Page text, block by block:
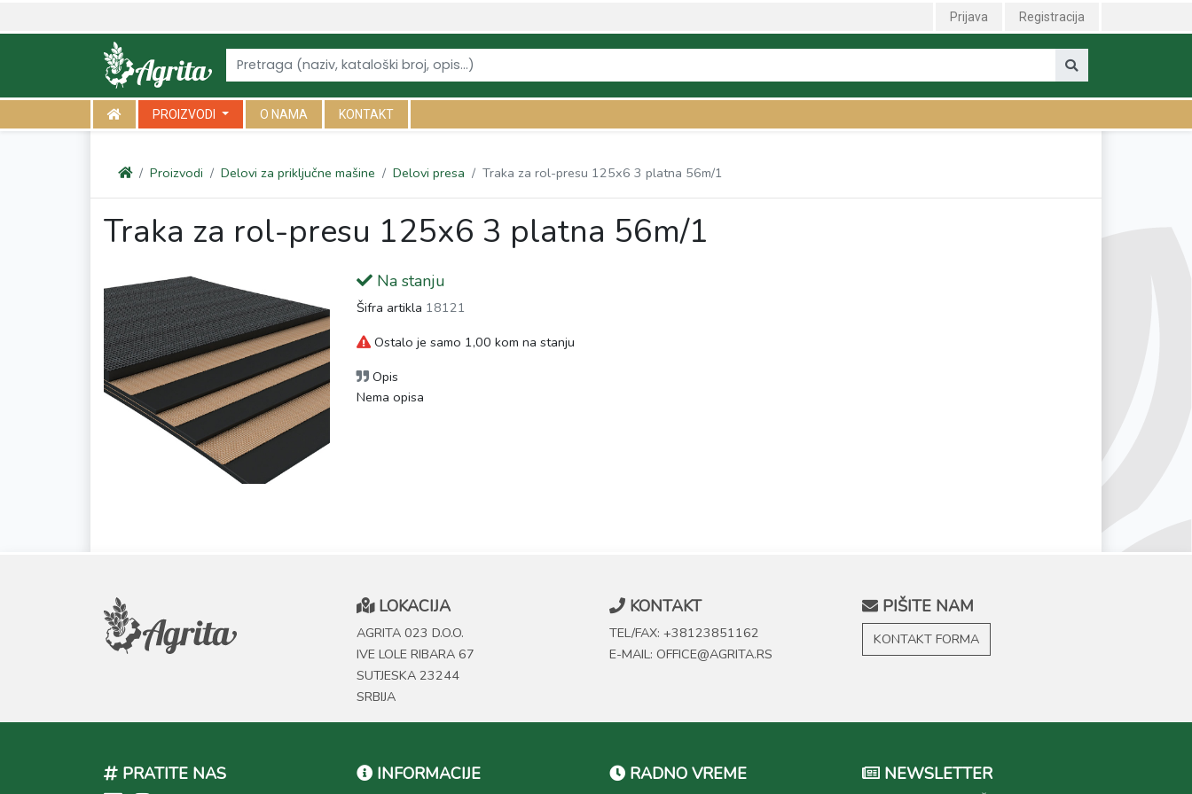
Prijava Registracija
PROIZVODI O NAMA KONTAKT
Proizvodi Delovi za priključne mašine Delovi presa Traka za rol-presu 125x6 3 platna 56m/1
Traka za rol-presu 125x6 3 platna 56m/1
Na stanju
Šifra artikla 18121
Ostalo je samo 1,00 kom na stanju
Opis
Nema opisa
LOKACIJA
AGRITA 023 D.O.O.
IVE LOLE RIBARA 67
SUTJESKA 23244
SRBIJA
KONTAKT
TEL/FAX: +38123851162
E-MAIL: OFFICE@AGRITA.RS
PIŠITE NAM
KONTAKT FORMA
PRATITE NAS INFORMACIJE RADNO VREME NEWSLETTER